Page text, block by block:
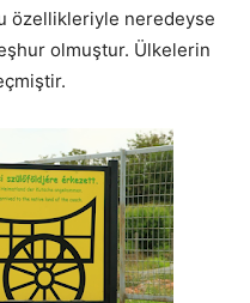
özellikleriyle neredeyse
olmuştur. Ülkelerin